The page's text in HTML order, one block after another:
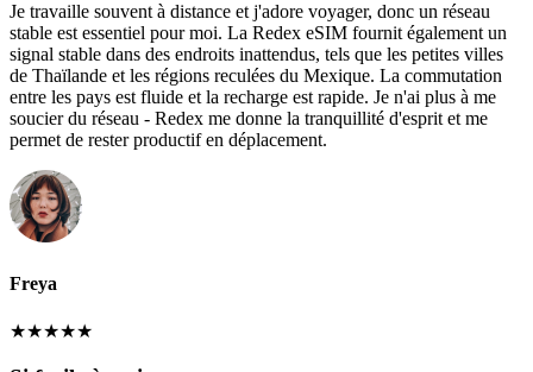
Je travaille souvent à distance et j'adore voyager, donc un réseau
stable est essentiel pour moi. La Redex eSIM fournit également un
signal stable dans des endroits inattendus, tels que les petites villes
de Thaïlande et les régions reculées du Mexique. La commutation
entre les pays est fluide et la recharge est rapide. Je n'ai plus à me
soucier du réseau - Redex me donne la tranquillité d'esprit et me
permet de rester productif en déplacement.
Freya
★★★★★